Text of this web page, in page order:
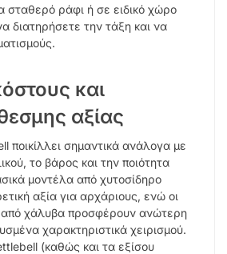
σταθερό ράφι ή σε ειδικό χώρο
διατηρήσετε την τάξη και να
και
αξίας
ποικίλλει σημαντικά ανάλογα με
το βάρος και την ποιότητα
μοντέλα από χυτοσίδηρο
αξία για αρχάριους, ενώ οι
από χάλυβα προσφέρουν ανώτερη
χαρακτηριστικά χειρισμού.
(καθώς και τα εξίσου